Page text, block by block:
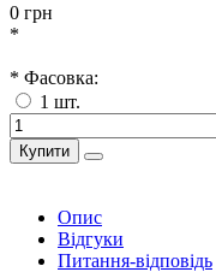
0 грн
*
* Фасовка:
1 шт.
Купити
Опис
Відгуки
Питання-відповідь